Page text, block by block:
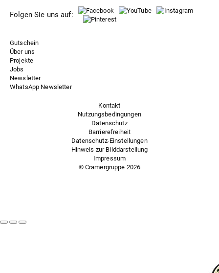
Folgen Sie uns auf:
Gutschein
Über uns
Projekte
Jobs
Newsletter
WhatsApp Newsletter
Kontakt
Nutzungsbedingungen
Datenschutz
Barrierefreiheit
Datenschutz-Einstellungen
Hinweis zur Bilddarstellung
Impressum
© Cramergruppe 2026